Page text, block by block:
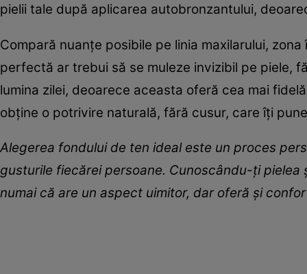
pielii tale după aplicarea autobronzantului,
Compară nuanțe posibile pe linia maxilarului,
perfectă ar trebui să se muleze invizibil pe piele,
lumina zilei, deoarece aceasta oferă cea mai
obține o potrivire naturală, fără cusur, care îți
Alegerea fondului de ten ideal este un proces
gusturile fiecărei persoane. Cunoscându-ți
numai că are un aspect uimitor, dar oferă și